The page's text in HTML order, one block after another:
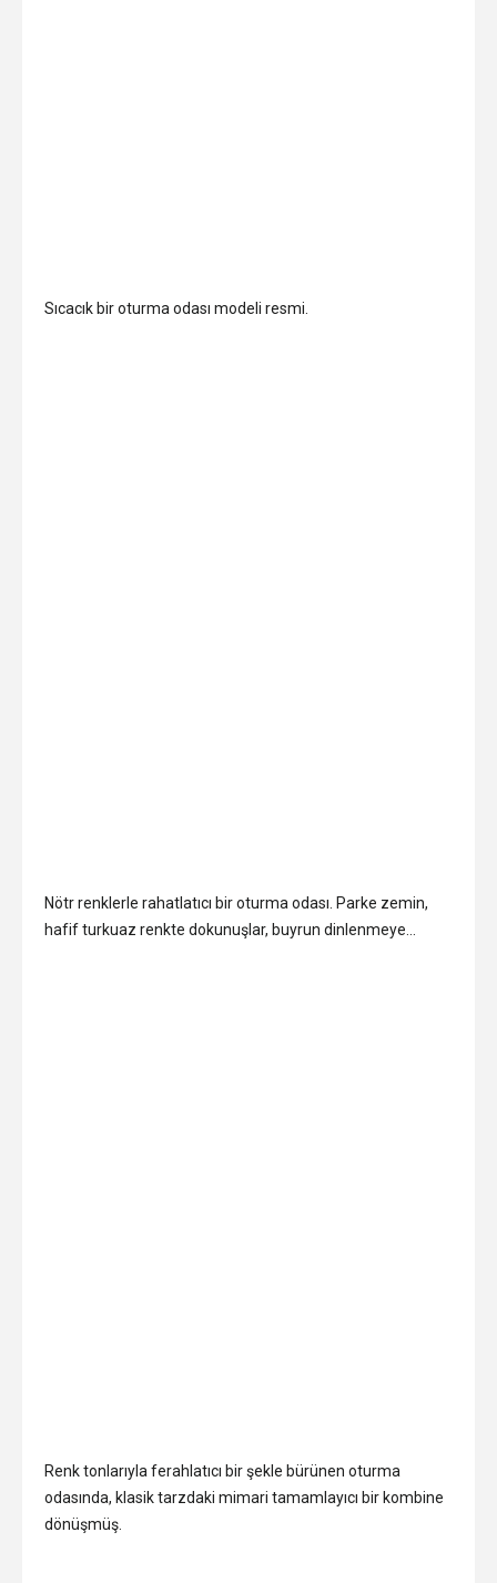
Sıcacık bir oturma odası modeli resmi.
Nötr renklerle rahatlatıcı bir oturma odası. Parke zemin,
hafif turkuaz renkte dokunuşlar, buyrun dinlenmeye…
Renk tonlarıyla ferahlatıcı bir şekle bürünen oturma
odasında, klasik tarzdaki mimari tamamlayıcı bir kombine
dönüşmüş.